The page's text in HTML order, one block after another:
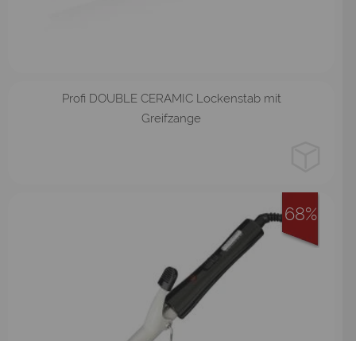
25mm 22mm 16mm 13mm
Profi DOUBLE CERAMIC Lockenstab mit
Greifzange
68%